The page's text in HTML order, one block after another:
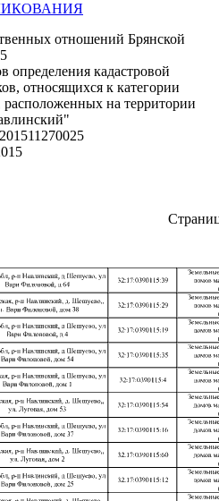
отношений Брянской
определения кадастровой
относящихся к категории
на территории